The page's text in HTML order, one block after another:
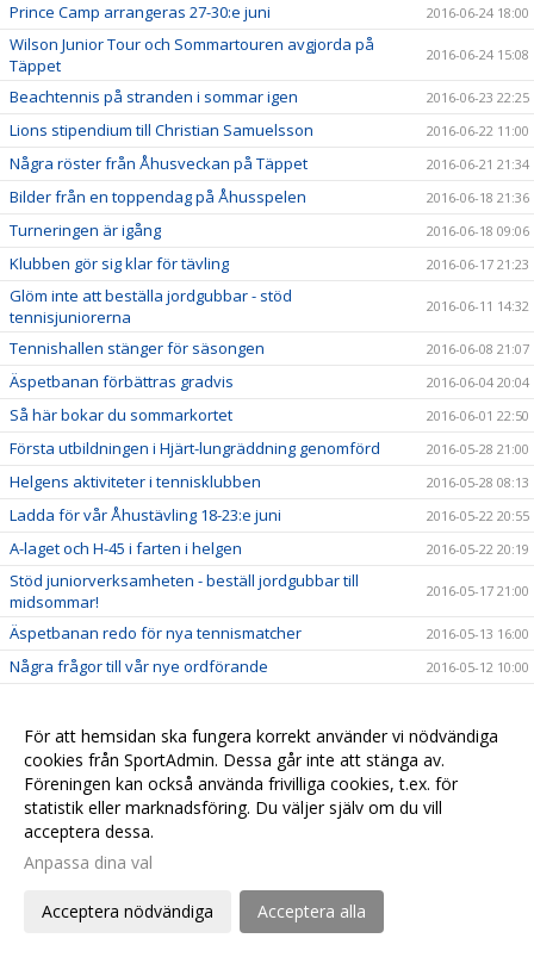
Prince Camp arrangeras 27-30:e juni 2016-06-24 18:00
Wilson Junior Tour och Sommartouren avgjorda på
Täppet
2016-06-24 15:08
Beachtennis på stranden i sommar igen 2016-06-23 22:25
Lions stipendium till Christian Samuelsson 2016-06-22 11:00
Några röster från Åhusveckan på Täppet 2016-06-21 21:34
Bilder från en toppendag på Åhusspelen 2016-06-18 21:36
Turneringen är igång 2016-06-18 09:06
Klubben gör sig klar för tävling 2016-06-17 21:23
Glöm inte att beställa jordgubbar - stöd
tennisjuniorerna
2016-06-11 14:32
Tennishallen stänger för säsongen 2016-06-08 21:07
Äspetbanan förbättras gradvis 2016-06-04 20:04
Så här bokar du sommarkortet 2016-06-01 22:50
Första utbildningen i Hjärt-lungräddning genomförd 2016-05-28 21:00
Helgens aktiviteter i tennisklubben 2016-05-28 08:13
Ladda för vår Åhustävling 18-23:e juni 2016-05-22 20:55
A-laget och H-45 i farten i helgen 2016-05-22 20:19
Stöd juniorverksamheten - beställ jordgubbar till
midsommar!
2016-05-17 21:00
Äspetbanan redo för nya tennismatcher 2016-05-13 16:00
Några frågor till vår nye ordförande 2016-05-12 10:00
Hjärtstartaren är nu på plats i hallen! 2016-05-01 10:00
I helgen öppnar vi för bokning av utebanorna på Täppet 2016-04-28 22:55
Trumpeter och fanfarer - tack från Håkan! 2016-04-15 08:12
Vilka är de bästa svenskarna på College i USA?
Äspetbanan - slutet eller början på något nytt?
Senior Sport School
Vi hälsar Björn välkommen till Åhus Tennisklubb
För att hemsidan ska fungera korrekt använder vi nödvändiga
cookies från SportAdmin. Dessa går inte att stänga av.
Föreningen kan också använda frivilliga cookies, t.ex. för
statistik eller marknadsföring. Du väljer själv om du vill
acceptera dessa.
Anpassa dina val
Acceptera nödvändiga Acceptera alla